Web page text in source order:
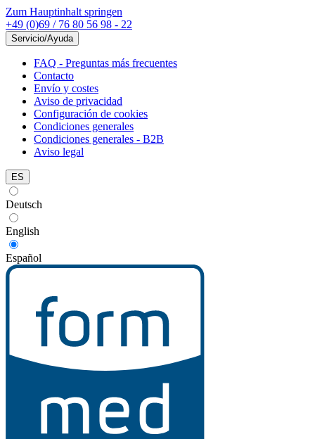
Zum Hauptinhalt springen
+49 (0)69 / 76 80 56 98 - 22
Servicio/Ayuda
FAQ - Preguntas más frecuentes
Contacto
Envío y costes
Aviso de privacidad
Configuración de cookies
Condiciones generales
Condiciones generales - B2B
Aviso legal
ES
Deutsch
English
Español